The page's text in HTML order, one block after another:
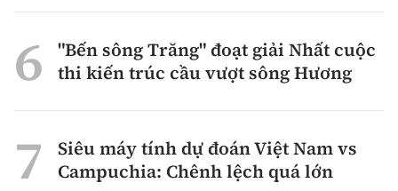
"Bến sông Trăng" đoạt giải Nhất cuộc
thi kiến trúc cầu vượt sông Hương
Siêu máy tính dự đoán Việt Nam vs
Campuchia: Chênh lệch quá lớn